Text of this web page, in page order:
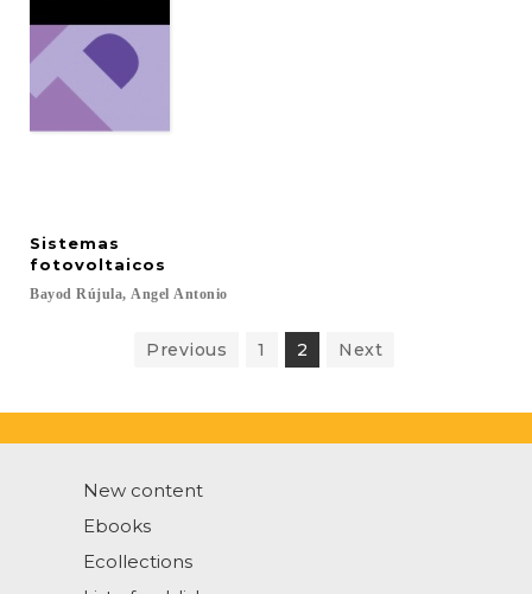
Sistemas
fotovoltaicos
Bayod Rújula, Angel Antonio
Previous 1 2 Next
New content
Ebooks
Ecollections